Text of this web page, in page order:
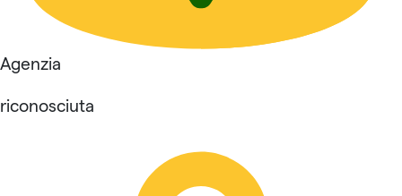
Agenzia
riconosciuta